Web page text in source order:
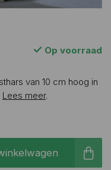
Op voorraad
van 10 cm hoog in
Lees meer.